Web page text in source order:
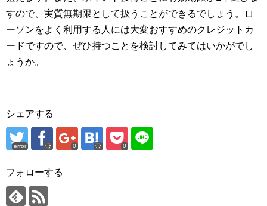
すので、実質無期限として扱うことができるでしょう。ロ
ーソンをよく利用する人には大変おすすめのクレジットカ
ードですので、ぜひ持つことを検討してみてはいかがでし
ょうか。
シェアする
error 0 0
フォローする